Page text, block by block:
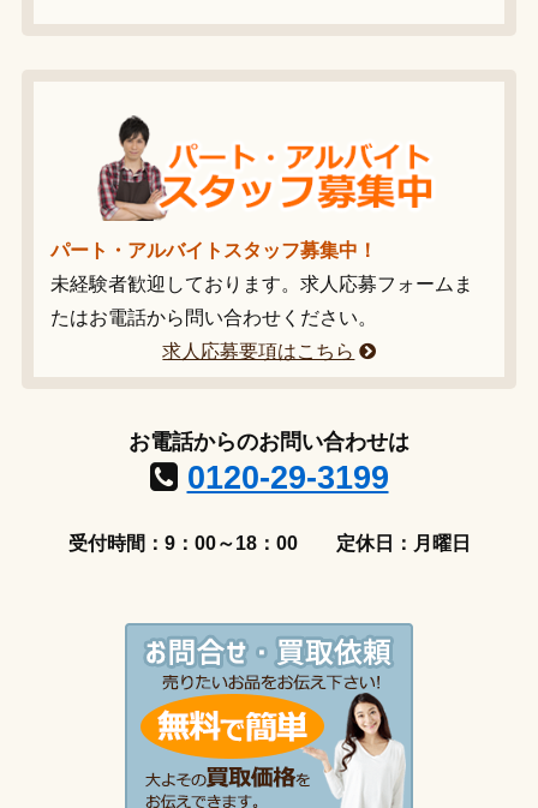
パート・アルバイトスタッフ募集中！
未経験者歓迎しております。求人応募フォームま
たはお電話から問い合わせください。
求人応募要項はこちら
お電話からのお問い合わせは
0120-29-3199
受付時間：9：00～18：00 定休日：月曜日